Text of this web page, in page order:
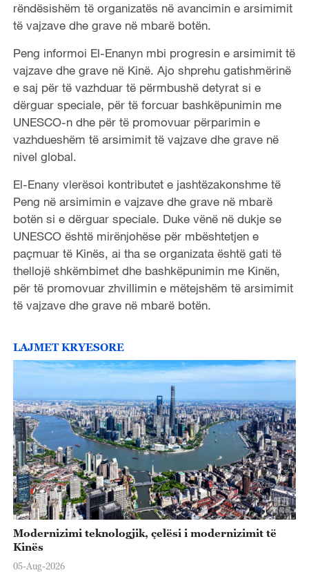
rëndësishëm të organizatës në avancimin e arsimimit
të vajzave dhe grave në mbarë botën.
Peng informoi El-Enanyn mbi progresin e arsimimit të
vajzave dhe grave në Kinë. Ajo shprehu gatishmërinë
e saj për të vazhduar të përmbushë detyrat si e
dërguar speciale, për të forcuar bashkëpunimin me
UNESCO-n dhe për të promovuar përparimin e
vazhdueshëm të arsimimit të vajzave dhe grave në
nivel global.
El-Enany vlerësoi kontributet e jashtëzakonshme të
Peng në arsimimin e vajzave dhe grave në mbarë
botën si e dërguar speciale. Duke vënë në dukje se
UNESCO është mirënjohëse për mbështetjen e
paçmuar të Kinës, ai tha se organizata është gati të
thellojë shkëmbimet dhe bashkëpunimin me Kinën,
për të promovuar zhvillimin e mëtejshëm të arsimimit
të vajzave dhe grave në mbarë botën.
LAJMET KRYESORE
Modernizimi teknologjik, çelësi i modernizimit të
Kinës
05-Aug-2026